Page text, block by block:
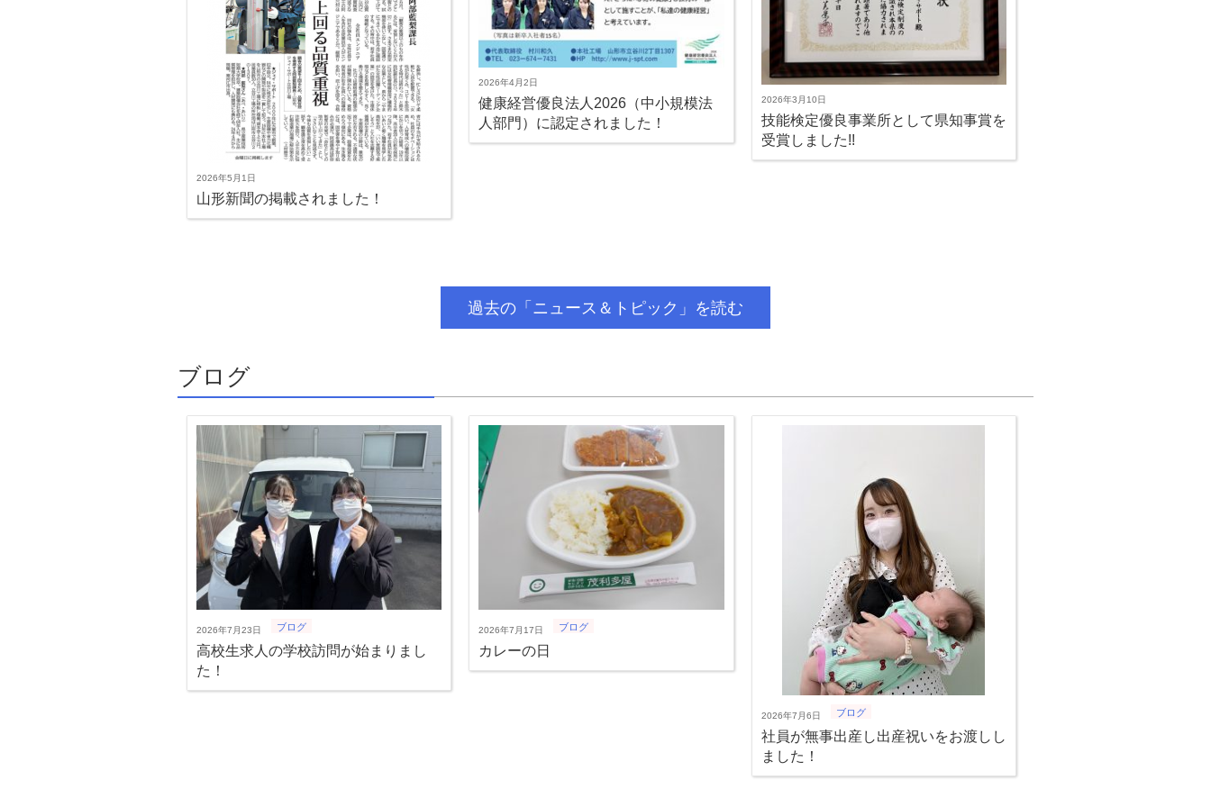
2026年5月1日
山形新聞の掲載されました！
2026年4月2日
健康経営優良法人2026（中小規模法
人部門）に認定されました！
2026年3月10日
技能検定優良事業所として県知事賞を
受賞しました!!
過去の「ニュース＆トピック」を読む
ブログ
2026年7月23日 ブログ
高校生求人の学校訪問が始まりまし
た！
2026年7月17日 ブログ
カレーの日
2026年7月6日 ブログ
社員が無事出産し出産祝いをお渡しし
ました！